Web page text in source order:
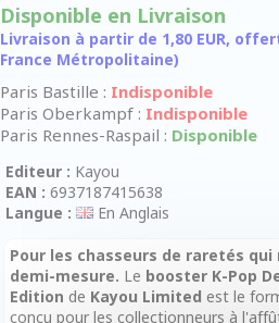
Disponible en Livraison
Livraison à partir de 1,80 EUR,
France Métropolitaine)
Paris Bastille : Indisponible
Paris Oberkampf : Indisponible
Paris Rennes-Raspail : Disponible
Editeur : Kayou
EAN : 6937187415638
Langue :
En Anglais
Pour les chasseurs de raretés
demi-mesure. Le booster K-Pop
Edition de Kayou Limited est le
conçu pour les collectionneurs à